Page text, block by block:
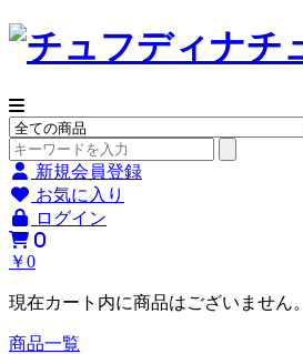
新規会員登録
お気に入り
ログイン
0
￥0
現在カート内に商品はございません。
商品一覧